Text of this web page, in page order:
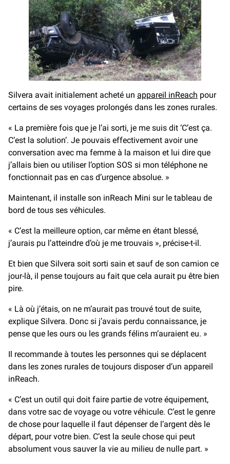
Silvera avait initialement acheté un appareil inReach pour
certains de ses voyages prolongés dans les zones rurales.
« La première fois que je l’ai sorti, je me suis dit ‘C’est ça.
C’est la solution’. Je pouvais effectivement avoir une
conversation avec ma femme à la maison et lui dire que
j’allais bien ou utiliser l’option SOS si mon téléphone ne
fonctionnait pas en cas d’urgence absolue. »
Maintenant, il installe son inReach Mini sur le tableau de
bord de tous ses véhicules.
« C’est la meilleure option, car même en étant blessé,
j’aurais pu l’atteindre d’où je me trouvais », précise-t-il.
Et bien que Silvera soit sorti sain et sauf de son camion ce
jour-là, il pense toujours au fait que cela aurait pu être bien
pire.
« Là où j’étais, on ne m’aurait pas trouvé tout de suite,
explique Silvera. Donc si j’avais perdu connaissance, je
pense que les ours ou les grands félins m’auraient eu. »
Il recommande à toutes les personnes qui se déplacent
dans les zones rurales de toujours disposer d’un appareil
inReach.
« C’est un outil qui doit faire partie de votre équipement,
dans votre sac de voyage ou votre véhicule. C’est le genre
de chose pour laquelle il faut dépenser de l’argent dès le
départ, pour votre bien. C’est la seule chose qui peut
absolument vous sauver la vie au milieu de nulle part. »